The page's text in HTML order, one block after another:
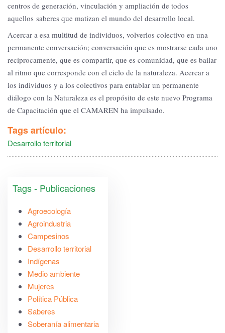
centros de generación, vinculación y ampliación de todos
aquellos saberes que matizan el mundo del desarrollo local.
Acercar a esa multitud de individuos, volverlos colectivo en una
permanente conversación; conversación que es mostrarse cada uno
recíprocamente, que es compartir, que es comunidad, que es bailar
al ritmo que corresponde con el ciclo de la naturaleza. Acercar a
los individuos y a los colectivos para entablar un permanente
diálogo con la Naturaleza es el propósito de este nuevo Programa
de Capacitación que el CAMAREN ha impulsado.
Tags artículo:
Desarrollo territorial
Tags - Publicaciones
Agroecología
Agroindustria
Campesinos
Desarrollo territorial
Indígenas
Medio ambiente
Mujeres
Política Pública
Saberes
Soberanía alimentaria